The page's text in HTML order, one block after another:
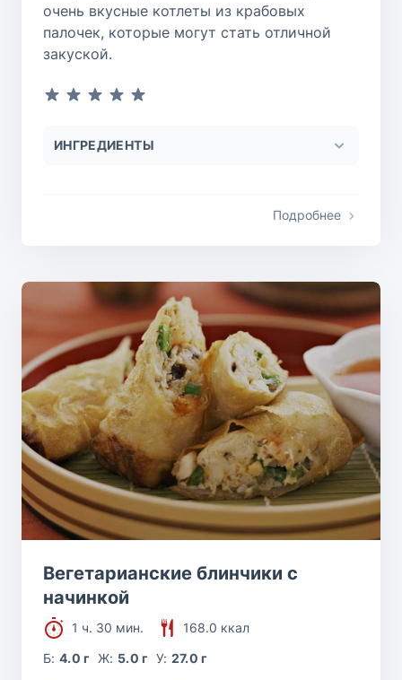
очень вкусные котлеты из крабовых
палочек, которые могут стать отличной
закуской.
ИНГРЕДИЕНТЫ
Подробнее
Вегетарианские блинчики с
начинкой
1 ч. 30 мин.
168.0 ккал
Б:4.0 г Ж: 5.0 г У: 27.0 г